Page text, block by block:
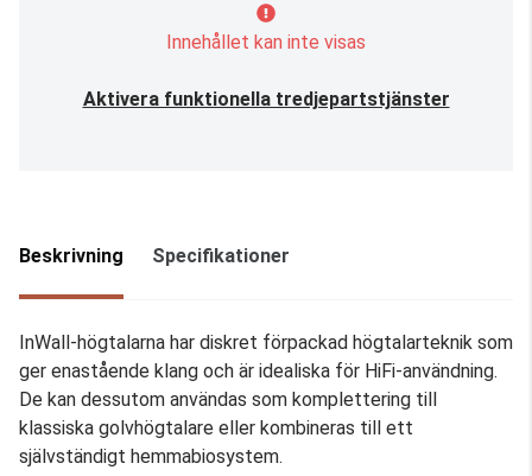
Innehållet kan inte visas
Aktivera funktionella tredjepartstjänster
Beskrivning Specifikationer
InWall-högtalarna har diskret förpackad högtalarteknik som
ger enastående klang och är idealiska för HiFi-användning.
De kan dessutom användas som komplettering till
klassiska golvhögtalare eller kombineras till ett
självständigt hemmabiosystem.